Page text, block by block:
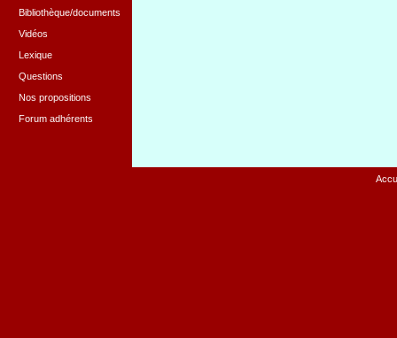
Bibliothèque/documents
Vidéos
Lexique
Questions
Nos propositions
Forum adhérents